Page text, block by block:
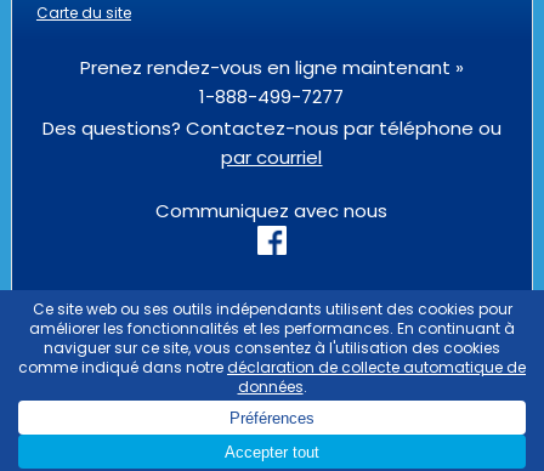
Carte du site
Prenez rendez-vous en ligne maintenant »
1-888-499-7277
Des questions? Contactez-nous par téléphone ou
par courriel
Communiquez avec nous
PASSPORT HEALTH IS ANOUTLIERBUSINESS
PASSPORT HEALTH ES UNA EMPRESA QUE
PERTENECE AL GRUPOOUTLIER
HEALTH EST UNE ENTREPRISE DU GROUPE
OUTLIERCOPYRIGHT © 2026